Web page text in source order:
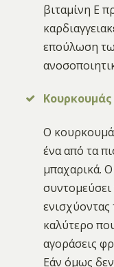
βιταμίνη Ε
επούλωση
Κουρκουμάς
Ο
ένα από τα
μπαχαρικά.
καλύτερο
αγοράσεις
Εάν όμως